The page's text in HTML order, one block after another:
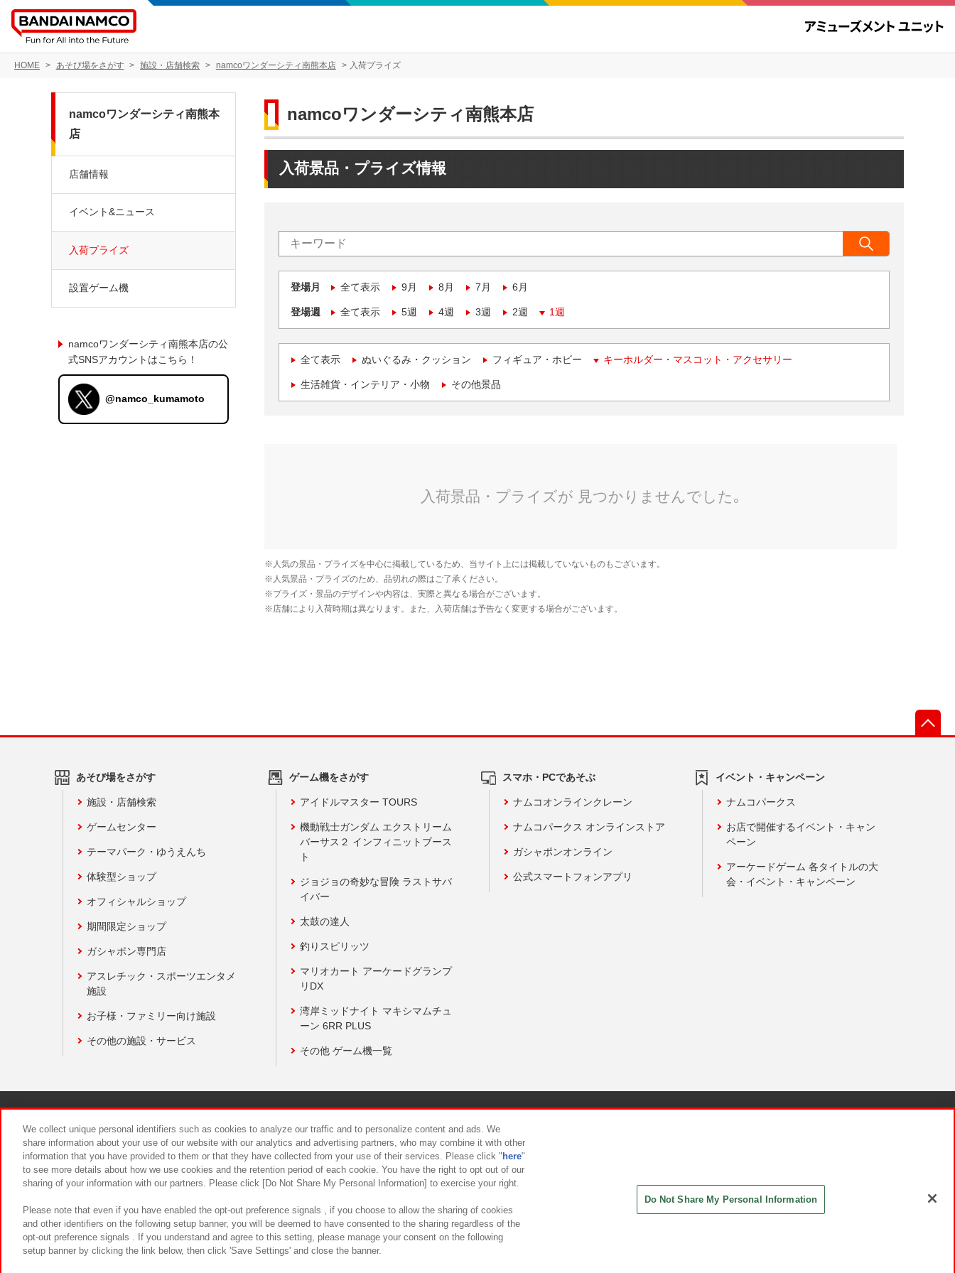
HOME あそび場をさがす 施設・店舗検索 namcoワンダーシティ南熊本店 入荷プライズ
namcoワンダーシティ南熊本店
入荷景品・プライズ情報
登場月 全て表示 9月 8月 7月 6月
登場週 全て表示 5週 4週 3週 2週 1週
全て表示 ぬいぐるみ・クッション フィギュア・ホビー キーホルダー・マスコット・アクセサリー
生活雑貨・インテリア・小物 その他景品
namcoワンダーシティ南熊本
店
店舗情報
イベント&ニュース
入荷プライズ
設置ゲーム機
namcoワンダーシティ南熊本店の公
式SNSアカウントはこちら！
@namco_kumamoto
あそび場をさがす
施設・店舗検索
ゲームセンター
テーマパーク・ゆうえんち
体験型ショップ
オフィシャルショップ
期間限定ショップ
ガシャポン専門店
アスレチック・スポーツエンタメ
施設
お子様・ファミリー向け施設
その他の施設・サービス
ゲーム機をさがす
アイドルマスター TOURS
機動戦士ガンダム エクストリーム
バーサス２ インフィニットブース
ト
ジョジョの奇妙な冒険 ラストサバ
イバー
太鼓の達人
釣りスピリッツ
マリオカート アーケードグランプ
リDX
湾岸ミッドナイト マキシマムチュ
ーン 6RR PLUS
その他 ゲーム機一覧
スマホ・PCであそぶ
ナムコオンラインクレーン
ナムコパークス オンラインストア
ガシャポンオンライン
公式スマートフォンアプリ
イベント・キャンペーン
ナムコパークス
お店で開催するイベント・キャン
ペーン
アーケードゲーム 各タイトルの大
会・イベント・キャンペーン
食品のご提供について カスタマーハラスメント対応方針
We collect unique personal identifiers such as cookies to analyze our traffic and to personalize content and ads. We
share information about your use of our website with our analytics and advertising partners, who may combine it with other
information that you have provided to them or that they have collected from your use of their services. Please click " here"
to see more details about how we use cookies and the retention period of each cookie. You have the right to opt out of our
sharing of your information with our partners. Please click [Do Not Share My Personal Information] to exercise your right.
Please note that even if you have enabled the opt-out preference signals , if you choose to allow the sharing of cookies
and other identifiers on the following setup banner, you will be deemed to have consented to the sharing regardless of the
opt-out preference signals . If you understand and agree to this setting, please manage your consent on the following
setup banner by clicking the link below, then click 'Save Settings' and close the banner.
Do Not Share My Personal Information